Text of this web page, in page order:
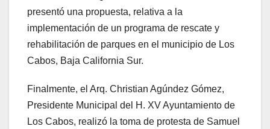
presentó una propuesta, relativa a la
implementación de un programa de rescate y
rehabilitación de parques en el municipio de Los
Cabos, Baja California Sur.
Finalmente, el Arq. Christian Agúndez Gómez,
Presidente Municipal del H. XV Ayuntamiento de
Los Cabos, realizó la toma de protesta de Samuel